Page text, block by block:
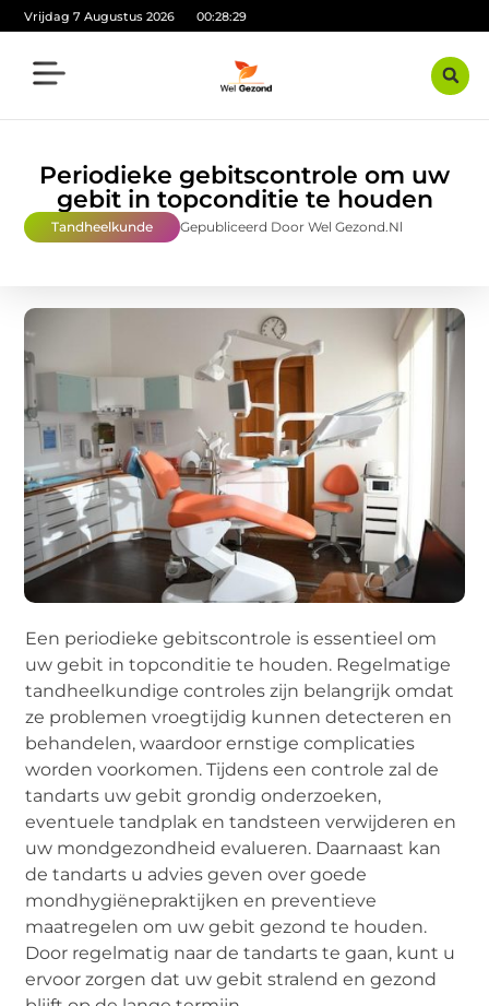
Vrijdag 7 Augustus 2026 00:28:30
Periodieke gebitscontrole om uw
gebit in topconditie te houden
Tandheelkunde Gepubliceerd Door Wel Gezond.nl
Een periodieke gebitscontrole is essentieel om
uw gebit in topconditie te houden. Regelmatige
tandheelkundige controles zijn belangrijk omdat
ze problemen vroegtijdig kunnen detecteren en
behandelen, waardoor ernstige complicaties
worden voorkomen. Tijdens een controle zal de
tandarts uw gebit grondig onderzoeken,
eventuele tandplak en tandsteen verwijderen en
uw mondgezondheid evalueren. Daarnaast kan
de tandarts u advies geven over goede
mondhygiënepraktijken en preventieve
maatregelen om uw gebit gezond te houden.
Door regelmatig naar de tandarts te gaan, kunt u
ervoor zorgen dat uw gebit stralend en gezond